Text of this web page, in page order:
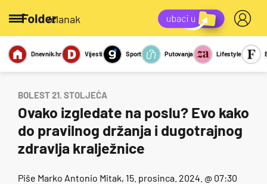
/članak
Miks Kviz
Report
Sexy
Dnevnik.hr Vijesti Sport Putovanja Lifestyle
BOLEST 21. STOLJEĆA
Ovako izgledate na poslu? Evo kako
do pravilnog držanja i dugotrajnog
zdravlja kralježnice
Piše Marko Antonio Mitak, 15. prosinca. 2024. @ 07:30